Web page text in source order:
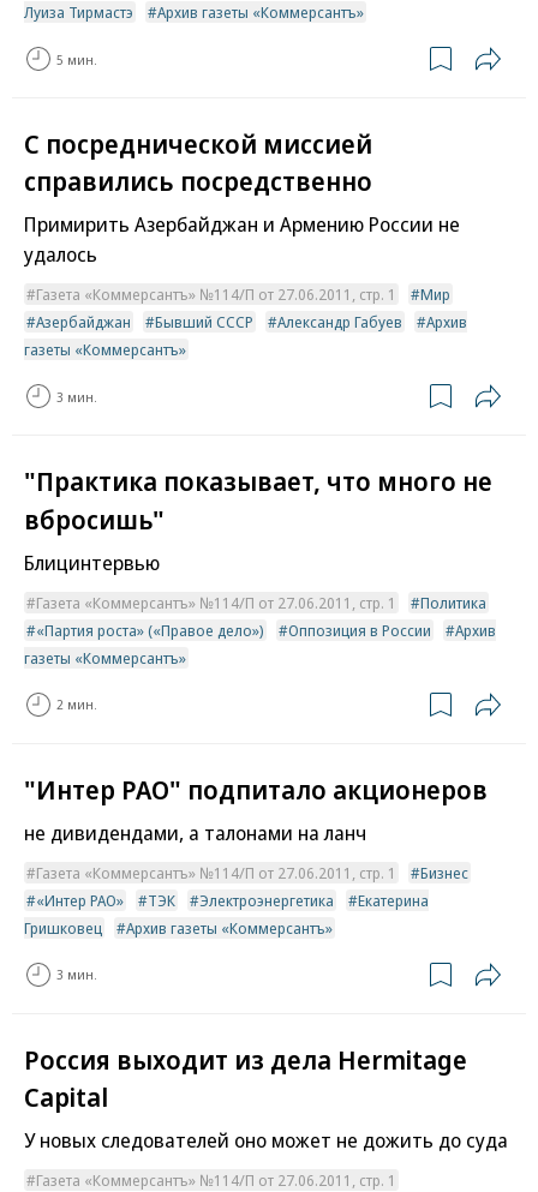
Луиза Тирмастэ
Архив газеты «Коммерсантъ»
5 мин.
С посреднической миссией
справились посредственно
Примирить Азербайджан и Армению России не
удалось
Газета «Коммерсантъ» №114/П от 27.06.2011, стр. 1
Мир
Азербайджан
Бывший СССР Александр Габуев
Архив
газеты «Коммерсантъ»
3 мин.
"Практика показывает, что много не
вбросишь"
Блицинтервью
Газета «Коммерсантъ» №114/П от 27.06.2011, стр. 1
Политика
«Партия роста» («Правое дело»)
Оппозиция в России
Архив
газеты «Коммерсантъ»
2 мин.
"Интер РАО" подпитало акционеров
не дивидендами, а талонами на ланч
Газета «Коммерсантъ» №114/П от 27.06.2011, стр. 1
Бизнес
«Интер РАО»
ТЭК Электроэнергетика
Екатерина
Гришковец
Архив газеты «Коммерсантъ»
3 мин.
Россия выходит из дела Hermitage
Capital
У новых следователей оно может не дожить до суда
Газета «Коммерсантъ» №114/П от 27.06.2011, стр. 1